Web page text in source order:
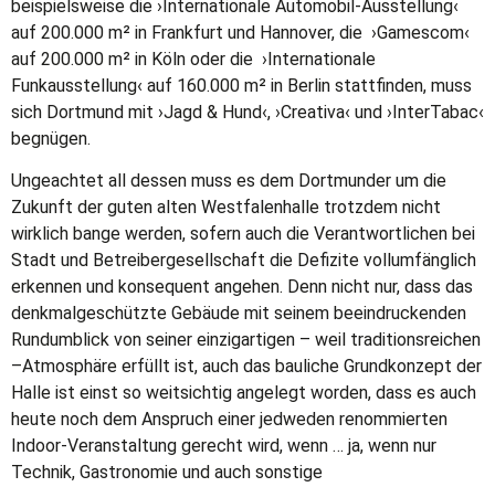
beispielsweise die ›Internationale Automobil-Ausstellung‹
auf 200.000 m² in Frankfurt und Hannover, die ›Gamescom‹
auf 200.000 m² in Köln oder die ›Internationale
Funkausstellung‹ auf 160.000 m² in Berlin stattfinden, muss
sich Dortmund mit ›Jagd & Hund‹, ›Creativa‹ und ›InterTabac‹
begnügen.
Ungeachtet all dessen muss es dem Dortmunder um die
Zukunft der guten alten Westfalenhalle trotzdem nicht
wirklich bange werden, sofern auch die Verantwortlichen bei
Stadt und Betreibergesellschaft die Defizite vollumfänglich
erkennen und konsequent angehen. Denn nicht nur, dass das
denkmalgeschützte Gebäude mit seinem beeindruckenden
Rundumblick von seiner einzigartigen – weil traditionsreichen
–Atmosphäre erfüllt ist, auch das bauliche Grundkonzept der
Halle ist einst so weitsichtig angelegt worden, dass es auch
heute noch dem Anspruch einer jedweden renommierten
Indoor-Veranstaltung gerecht wird, wenn … ja, wenn nur
Technik, Gastronomie und auch sonstige